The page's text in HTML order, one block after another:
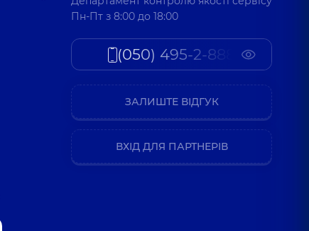
Пн-Пт з 8:00 до 18:00
(050) 495-2-888
ЗАЛИШТЕ ВІДГУК
ВХІД ДЛЯ ПАРТНЕРІВ